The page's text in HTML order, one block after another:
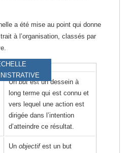
a été mise au point qui donne
à l’organisation, classés par
Unbutest un dessein à
long terme qui est connu et
vers lequel une action est
dirigée dans l’intention
d’atteindre ce résultat.
Un objectifest un but